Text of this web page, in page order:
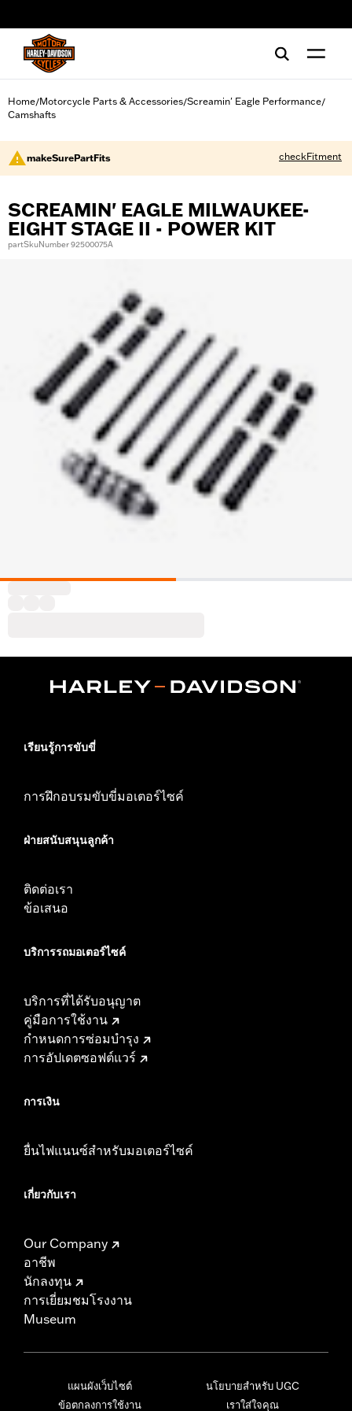
Home/Motorcycle Parts & Accessories/Screamin' Eagle Performance/
Camshafts
makeSurePartFits checkFitment
SCREAMIN' EAGLE MILWAUKEE-
EIGHT STAGE II - POWER KIT
partSkuNumber 92500075A
เรียนรู้การขับขี่
การฝึกอบรมขับขี่มอเตอร์ไซค์
ฝ่ายสนับสนุนลูกค้า
ติดต่อเรา
ข้อเสนอ
บริการรถมอเตอร์ไซค์​
บริการที่ได้รับอนุญาต
คู่มือการใช้งาน
กำหนดการซ่อมบำรุง
การอัปเดตซอฟต์แวร์
การเงิน
ยื่นไฟแนนซ์สำหรับมอเตอร์ไซค์
เกี่ยวกับเรา
Our Company
อาชีพ
นักลงทุน
การเยี่ยมชมโรงงาน
Museum
แผนผังเว็บไซต์
ข้อตกลงการใช้งาน
นโยบายสำหรับ UGC
เราใส่ใจคุณ